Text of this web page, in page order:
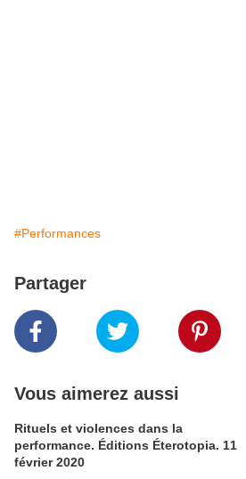
#Performances
Partager
Vous aimerez aussi
Rituels et violences dans la
performance. Éditions Éterotopia. 11
février 2020